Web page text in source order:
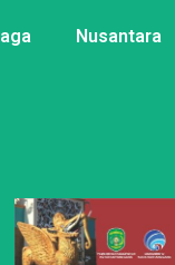
Nusantara